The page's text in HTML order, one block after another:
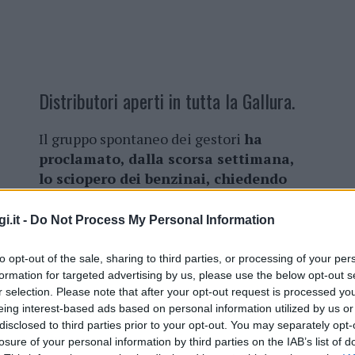
- Do Not Process My Personal Information
opt-out of the sale, sharing to third parties, or processing of your
for targeted advertising by us, please use the below opt-out
selection. Please note that after your opt-out request is processed
interest-based ads based on personal information utilized by us
to third parties prior to your opt-out. You may separately
of your personal information by third parties on the IAB’s list of
Distributori aperti in tutta la Gallura.
Il gruppo spontaneo dei gestori ha
proclamato, dalla scorsa settimana,
lo sciopero dei benzinai, chiedendo
guadagno da 2 centesimi a 10
poter dare tranquillità alle aziende che
gestiscono i carburanti.
Di conseguenza sabato e domenica si
di benzina a Olbia e in alcune zone della